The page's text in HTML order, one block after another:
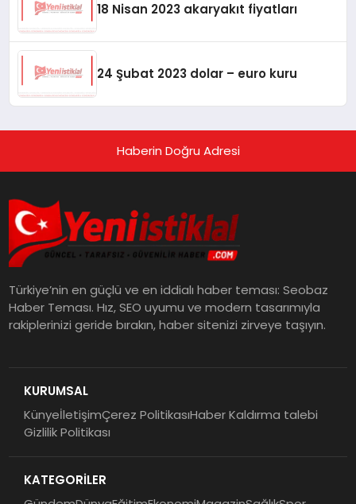
18 Nisan 2023 akaryakıt fiyatları
24 Şubat 2023 dolar – euro kuru
Haberin Doğru Adresi
Türkiye’nin en güçlü ve en iddialı haber teması: Seobaz
Haber Teması. Hız, SEO uyumu ve modern tasarımıyla
rakiplerinizi geride bırakın, haber sitenizi zirveye taşıyın.
KURUMSAL
KünyeİletişimÇerez PolitikasıHaber Kaldırma talebi
Gizlilik Politikası
KATEGORİLER